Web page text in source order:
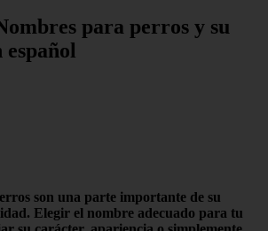
para perros y su
son una parte importante de su
Elegir el nombre adecuado para tu